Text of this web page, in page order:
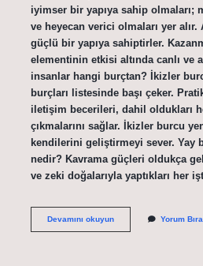
iyimser bir yapıya sahip olmaları;
ve heyecan verici olmaları yer alır.
güçlü bir yapıya sahiptirler.
elementinin etkisi altında canlı ve
insanlar hangi burçtan? İkizler
burçları listesinde başı çeker.
iletişim becerileri, dahil oldukları
çıkmalarını sağlar. İkizler burcu
kendilerini geliştirmeyi sever. Yay
nedir? Kavrama güçleri oldukça
ve zeki doğalarıyla yaptıkları her
Devamını okuyunYay
Yorum